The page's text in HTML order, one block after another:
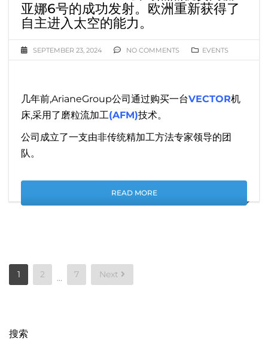
亚娜6号的成功发射。欧洲重新获得了
自主进入太空的能力。
SEPTEMBER 23, 2024 NO COMMENTS EVENTS
几年前,ArianeGroup公司通过购买一台VECTOR机
床,采用了磨粒流加工(AFM)技术。
公司成立了一支由非传统精加工方法专家领导的团
队。
READ MORE
Posts
pagination
1 2 … 7 Next
搜索